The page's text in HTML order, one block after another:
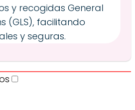
y recogidas General
(GLS), facilitando
y seguras.